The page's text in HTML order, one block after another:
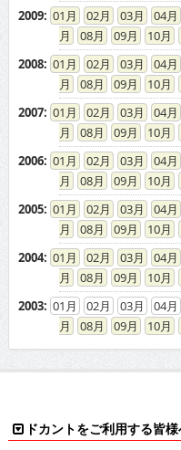
2008: 01 02 03 04
08
09 10
2007: 01 02 03 04
08
09 10
2006: 01 02 03 04
08
09 10
2005: 01 02 03 04
08
09 10
2004: 01 02 03 04
08
09 10
2003: 01 02 03 04
08
09 10
免責事項